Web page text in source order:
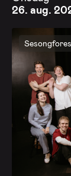
26. aug.